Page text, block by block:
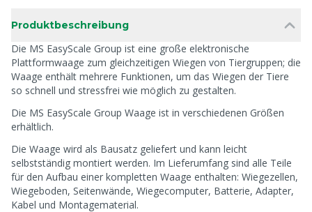
Produktbeschreibung
Die MS EasyScale Group ist eine große elektronische
Plattformwaage zum gleichzeitigen Wiegen von Tiergruppen; die
Waage enthält mehrere Funktionen, um das Wiegen der Tiere
so schnell und stressfrei wie möglich zu gestalten.
Die MS EasyScale Group Waage ist in verschiedenen Größen
erhältlich.
Die Waage wird als Bausatz geliefert und kann leicht
selbstständig montiert werden. Im Lieferumfang sind alle Teile
für den Aufbau einer kompletten Waage enthalten: Wiegezellen,
Wiegeboden, Seitenwände, Wiegecomputer, Batterie, Adapter,
Kabel und Montagematerial.